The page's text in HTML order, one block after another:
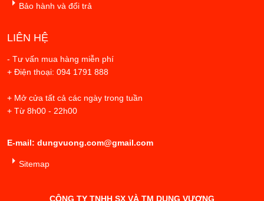
Bảo hành và đổi trả
LIÊN HỆ
- Tư vấn mua hàng miễn phí
+ Điện thoại: 094 1791 888
+ Mở cửa tất cả các ngày trong tuần
+ Từ 8h00 - 22h00
E-mail: dungvuong.com@gmail.com
Sitemap
CÔNG TY TNHH SX VÀ TM DUNG VƯỢNG